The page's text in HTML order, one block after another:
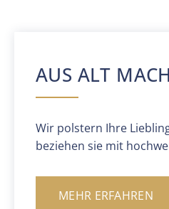
AUS ALT
Wir polstern Ihre
beziehen sie mit
MEHR ERFAHREN